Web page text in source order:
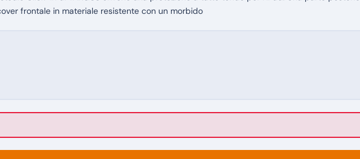
frontale in materiale resistente con un morbido